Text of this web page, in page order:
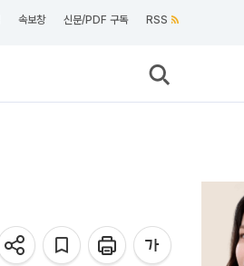
속보창 신문/PDF 구독 RSS